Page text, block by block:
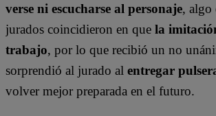
verse ni escucharse al personaje, algo
jurados coincidieron en que la
trabajo, por lo que recibió un no
sorprendió al jurado al entregar
volver mejor preparada en el futuro.